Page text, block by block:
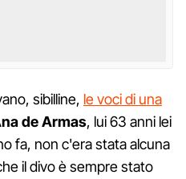
sibilline, le voci di una
de Armas, lui 63 anni lei
fa, non c'era stata alcuna
il divo è sempre stato